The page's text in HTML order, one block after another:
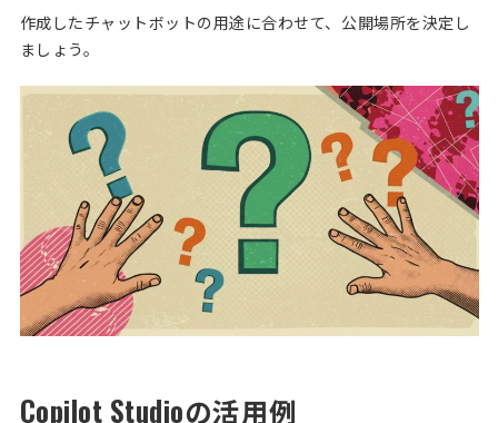
作成したチャットボットの用途に合わせて、公開場所を決定し
ましょう。
Copilot Studioの活用例